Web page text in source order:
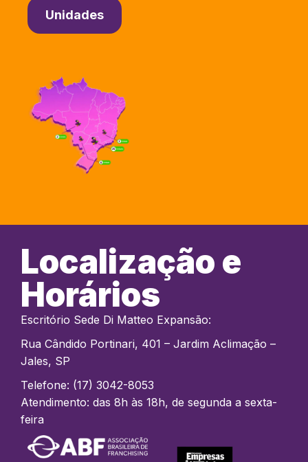
Unidades
Localização e
Horários
Escritório Sede Di Matteo Expansão:
Rua Cândido Portinari, 401 – Jardim Aclimação –
Jales, SP
Telefone: (17) 3042-8053
Atendimento: das 8h às 18h, de segunda a sexta-
feira